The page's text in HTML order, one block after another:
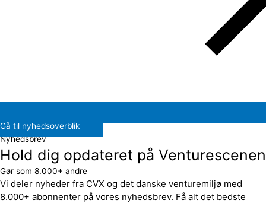
Gå til nyhedsoverblik
Nyhedsbrev
Hold dig opdateret på Venturescenen
Gør som 8.000+ andre
Vi deler nyheder fra CVX og det danske venturemiljø med
8.000+ abonnenter på vores nyhedsbrev. Få alt det bedste